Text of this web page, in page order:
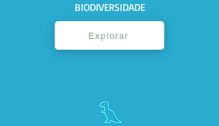
BIODIVERSIDADE
Explorar